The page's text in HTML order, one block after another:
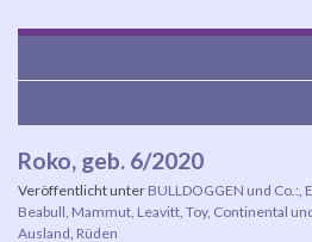
Roko, geb. 6/2020
Veröffentlicht unter BULLDOGGEN und Co.:
Beabull, Mammut, Leavitt, Toy, Continental
Ausland Rüden